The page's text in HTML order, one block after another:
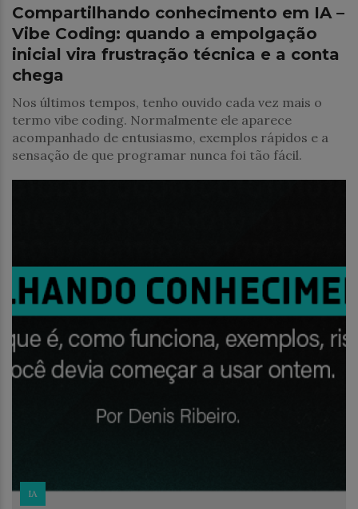
Compartilhando conhecimento em IA –
Vibe Coding: quando a empolgação
inicial vira frustração técnica e a conta
chega
Nos últimos tempos, tenho ouvido cada vez mais o
termo vibe coding. Normalmente ele aparece
acompanhado de entusiasmo, exemplos rápidos e a
sensação de que programar nunca foi tão fácil.
IA